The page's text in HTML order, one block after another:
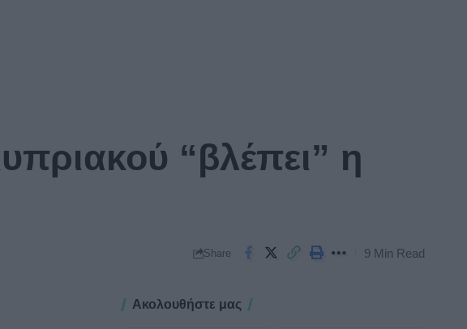
“βλέπει” η
Share 9 Min Read
Ακολουθήστε μας